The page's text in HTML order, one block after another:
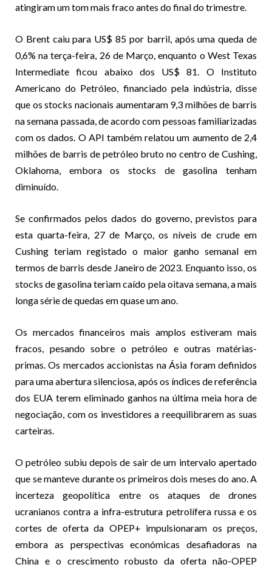
atingiram um tom mais fraco antes do final do trimestre.
O Brent caiu para US$ 85 por barril, após uma queda de
0,6% na terça-feira, 26 de Março, enquanto o West Texas
Intermediate ficou abaixo dos US$ 81. O Instituto
Americano do Petróleo, financiado pela indústria, disse
que os stocks nacionais aumentaram 9,3 milhões de barris
na semana passada, de acordo com pessoas familiarizadas
com os dados. O API também relatou um aumento de 2,4
milhões de barris de petróleo bruto no centro de Cushing,
Oklahoma, embora os stocks de gasolina tenham
diminuído.
Se confirmados pelos dados do governo, previstos para
esta quarta-feira, 27 de Março, os níveis de crude em
Cushing teriam registado o maior ganho semanal em
termos de barris desde Janeiro de 2023. Enquanto isso, os
stocks de gasolina teriam caído pela oitava semana, a mais
longa série de quedas em quase um ano.
Os mercados financeiros mais amplos estiveram mais
fracos, pesando sobre o petróleo e outras matérias-
primas. Os mercados accionistas na Ásia foram definidos
para uma abertura silenciosa, após os índices de referência
dos EUA terem eliminado ganhos na última meia hora de
negociação, com os investidores a reequilibrarem as suas
carteiras.
O petróleo subiu depois de sair de um intervalo apertado
que se manteve durante os primeiros dois meses do ano. A
incerteza geopolítica entre os ataques de drones
ucranianos contra a infra-estrutura petrolífera russa e os
cortes de oferta da OPEP+ impulsionaram os preços,
embora as perspectivas económicas desafiadoras na
China e o crescimento robusto da oferta não-OPEP